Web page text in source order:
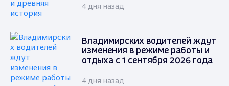
4 дня назад
Владимирских водителей ждут
изменения в режиме работы и
отдыха с 1 сентября 2026 года
4 дня назад